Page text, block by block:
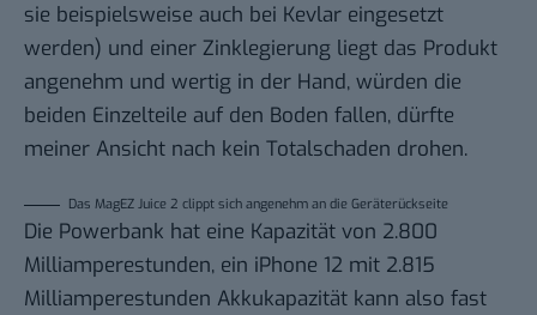
sie beispielsweise auch bei Kevlar eingesetzt
werden) und einer Zinklegierung liegt das Produkt
angenehm und wertig in der Hand, würden die
beiden Einzelteile auf den Boden fallen, dürfte
meiner Ansicht nach kein Totalschaden drohen.
Das MagEZ Juice 2 clippt sich angenehm an die Geräterückseite
Die Powerbank hat eine Kapazität von 2.800
Milliamperestunden, ein iPhone 12 mit 2.815
Milliamperestunden Akkukapazität kann also fast